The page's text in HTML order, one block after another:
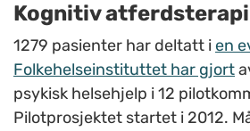
Kognitiv atferdsterapi
1279 pasienter har deltatt ien
Folkehelseinstituttet har gjort
psykisk helsehjelp i 12
Pilotprosjektet startet i 2012.